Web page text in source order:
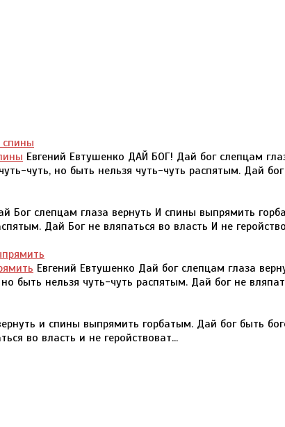
Евгений Евтушенко ДАЙ БОГ! Дай бог слепцам
чуть, но быть нельзя чуть-чуть распятым. Дай
Бог слепцам глаза вернуть И спины выпрямить
Дай Бог не вляпаться во власть И не
Евгений Евтушенко Дай бог слепцам глаза
быть нельзя чуть-чуть распятым. Дай бог не
и спины выпрямить горбатым. Дай бог быть
во власть и не геройствоват...